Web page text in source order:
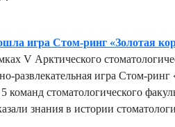
игра Стом-ринг «Золотая
V Арктического
развлекательная игра Стом-
команд стоматологического
знания в истории